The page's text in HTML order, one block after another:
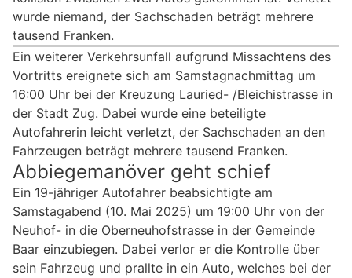
wurde niemand, der Sachschaden beträgt mehrere
tausend Franken.
Ein weiterer Verkehrsunfall aufgrund Missachtens des
Vortritts ereignete sich am Samstagnachmittag um
16:00 Uhr bei der Kreuzung Lauried- /Bleichistrasse in
der Stadt Zug. Dabei wurde eine beteiligte
Autofahrerin leicht verletzt, der Sachschaden an den
Fahrzeugen beträgt mehrere tausend Franken.
Abbiegemanöver geht schief
Ein 19-jähriger Autofahrer beabsichtigte am
Samstagabend (10. Mai 2025) um 19:00 Uhr von der
Neuhof- in die Oberneuhofstrasse in der Gemeinde
Baar einzubiegen. Dabei verlor er die Kontrolle über
sein Fahrzeug und prallte in ein Auto, welches bei der